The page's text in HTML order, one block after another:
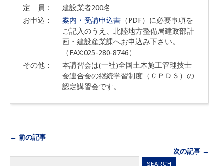
定 員：
建設業者200名
お申込：
案内・受講申込書 （PDF）に必要事項を
ご記入のうえ、北陸地方整備局建政部計
画・建設産業課へお申込み下さい。
（FAX:025-280-8746）
その他：
本講習会は(一社)全国土木施工管理技士
会連合会の継続学習制度（ＣＰＤＳ）の
認定講習会です。
← 前の記事
次の記事 →